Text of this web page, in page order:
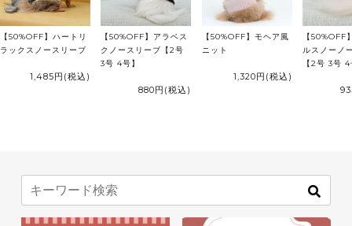
【50%OFF】ハートリ
ラックスノースリーブ
1,485円 (税込)
【50%OFF】アラベス
クノースリーブ【2号
3号 4号】
880円 (税込)
【50%OFF】モヘア風
ニット
1,320円 (税込)
【50%OFF
ルスノーノ
【2号 3号